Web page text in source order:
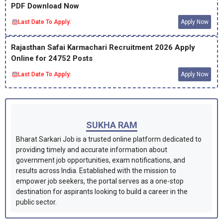
PDF Download Now
Last Date To Apply: Apply Now
Rajasthan Safai Karmachari Recruitment 2026 Apply
Online for 24752 Posts
Last Date To Apply: Apply Now
SUKHA RAM
Bharat Sarkari Job is a trusted online platform dedicated to
providing timely and accurate information about
government job opportunities, exam notifications, and
results across India. Established with the mission to
empower job seekers, the portal serves as a one-stop
destination for aspirants looking to build a career in the
public sector.